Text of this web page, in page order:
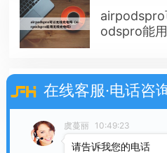
airpodspro
odspro能用
无线充电鼠
怎么用安
在线客服·电话咨
虞蔓丽 10:49:23
请告诉我您的电话